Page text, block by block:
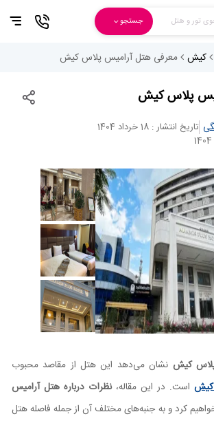
تور و هتل جستجو
کیش معرفی هتل آرامیس پلاس کیش
پلاس کیش
تاریخ انتشار : 18 خرداد 1404
کیش نشان می‌دهد این هتل از مقاصد محبوب
کیشاست. در این مقاله،نظرات درباره هتل آرامیس
کرد و به جنبه‌های مختلف آن از جمله فاصله هتل